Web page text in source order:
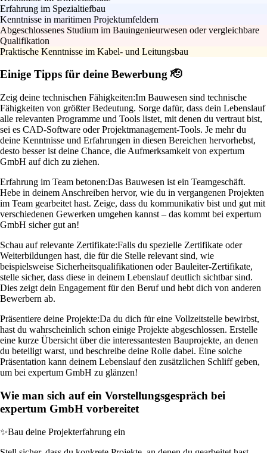
Erfahrung im Spezialtiefbau
Kenntnisse in maritimen Projektumfeldern
Abgeschlossenes Studium im Bauingenieurwesen oder vergleichbare
Qualifikation
Praktische Kenntnisse im Kabel- und Leitungsbau
Einige Tipps für deine Bewerbung 🫡
Zeig deine technischen Fähigkeiten:Im Bauwesen sind technische
Fähigkeiten von größter Bedeutung. Sorge dafür, dass dein Lebenslauf
alle relevanten Programme und Tools listet, mit denen du vertraut bist,
sei es CAD-Software oder Projektmanagement-Tools. Je mehr du
deine Kenntnisse und Erfahrungen in diesen Bereichen hervorhebst,
desto besser ist deine Chance, die Aufmerksamkeit von expertum
GmbH auf dich zu ziehen.
Erfahrung im Team betonen:Das Bauwesen ist ein Teamgeschäft.
Hebe in deinem Anschreiben hervor, wie du in vergangenen Projekten
im Team gearbeitet hast. Zeige, dass du kommunikativ bist und gut mit
verschiedenen Gewerken umgehen kannst – das kommt bei expertum
GmbH sicher gut an!
Schau auf relevante Zertifikate:Falls du spezielle Zertifikate oder
Weiterbildungen hast, die für die Stelle relevant sind, wie
beispielsweise Sicherheitsqualifikationen oder Bauleiter-Zertifikate,
stelle sicher, dass diese in deinem Lebenslauf deutlich sichtbar sind.
Dies zeigt dein Engagement für den Beruf und hebt dich von anderen
Bewerbern ab.
Präsentiere deine Projekte:Da du dich für eine Vollzeitstelle bewirbst,
hast du wahrscheinlich schon einige Projekte abgeschlossen. Erstelle
eine kurze Übersicht über die interessantesten Bauprojekte, an denen
du beteiligt warst, und beschreibe deine Rolle dabei. Eine solche
Präsentation kann deinem Lebenslauf den zusätzlichen Schliff geben,
um bei expertum GmbH zu glänzen!
Wie man sich auf ein Vorstellungsgespräch bei
expertum GmbH vorbereitet
✨Bau deine Projekterfahrung ein